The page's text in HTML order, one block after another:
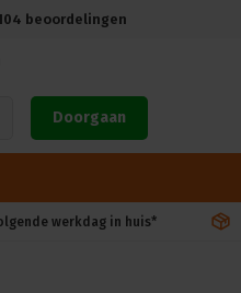
beoordelingen
Doorgaan
werkdag in huis*